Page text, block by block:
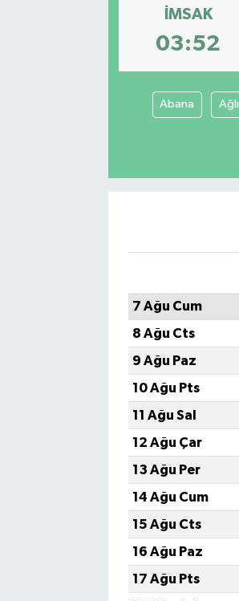
İMSAK
03:52
Abana Ağlı
7 Ağu Cum
8 Ağu Cts
9 Ağu Paz
10 Ağu Pts
11 Ağu Sal
12 Ağu Çar
13 Ağu Per
14 Ağu Cum
15 Ağu Cts
16 Ağu Paz
17 Ağu Pts
Tarih - Kültür - Sanat - Turizm